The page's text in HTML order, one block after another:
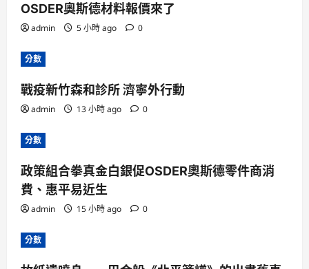
OSDER奧斯德材料報價來了
admin 5 小時 ago 0
分數
戰疫新竹森和診所 濟寧外行動
admin 13 小時 ago 0
分數
政策組合拳真金白銀促OSDER奧斯德零件商消
費、惠平易近生
admin 15 小時 ago 0
分數